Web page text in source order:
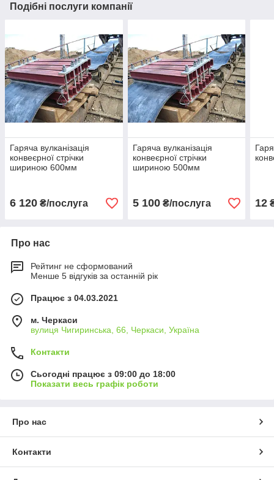
Подібні послуги компанії
Гаряча вулканізація
конвеєрної стрічки
шириною 600мм
6 120 ₴/послуга
Гаряча вулканізація
конвеєрної стрічки
шириною 500мм
5 100₴/послуга 12
Про нас
Рейтинг не сформований
Менше 5 відгуків за останній рік
Працює з 04.03.2021
м. Черкаси
вулиця Чигиринська, 66, Черкаси, Україна
Контакти
Сьогодні працює з 09:00 до 18:00
Показати весь графік роботи
Про нас
Контакти